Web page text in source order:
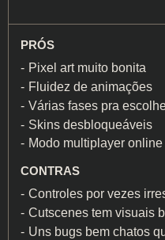
PRÓS
Pixel art muito bonita
Fluidez de animações
Várias fases pra
Skins desbloqueáveis
Modo multiplayer online
CONTRAS
Controles por vezes
Cutscenes tem visuais
Uns bugs bem chatos